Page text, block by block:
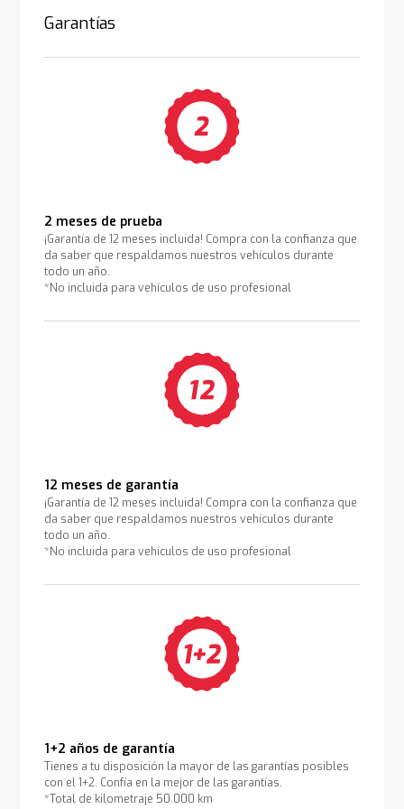
Garantías
2 meses de prueba
¡Garantía de 12 meses incluida! Compra con la confianza que
da saber que respaldamos nuestros vehículos durante
todo un año.
*No incluida para vehículos de uso profesional
12 meses de garantía
¡Garantía de 12 meses incluida! Compra con la confianza que
da saber que respaldamos nuestros vehículos durante
todo un año.
*No incluida para vehículos de uso profesional
1+2 años de garantía
Tienes a tu disposición la mayor de las garantías posibles
con el 1+2. Confía en la mejor de las garantías.
*Total de kilometraje 50.000 km